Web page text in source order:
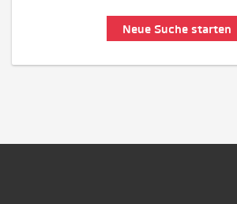
Neue Suche starten